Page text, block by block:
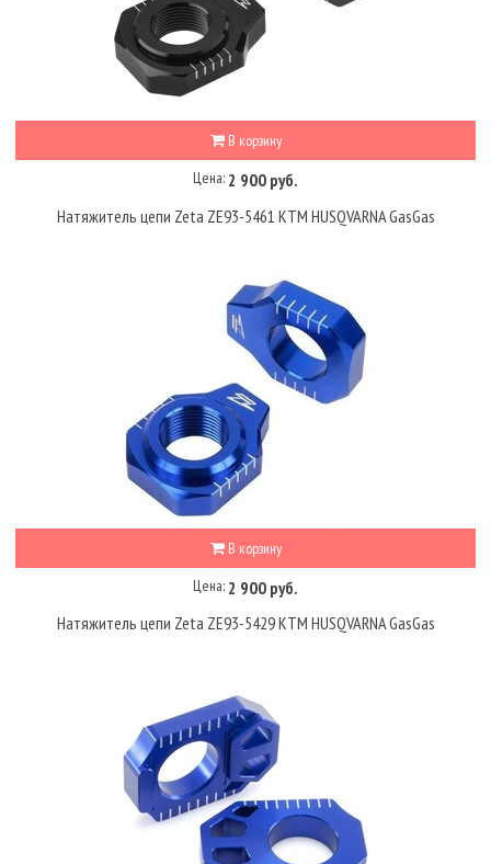
В корзину
Цена: 2 900 руб.
Натяжитель цепи Zeta ZE93-5461 KTM HUSQVARNA GasGas
В корзину
Цена: 2 900 руб.
Натяжитель цепи Zeta ZE93-5429 KTM HUSQVARNA GasGas